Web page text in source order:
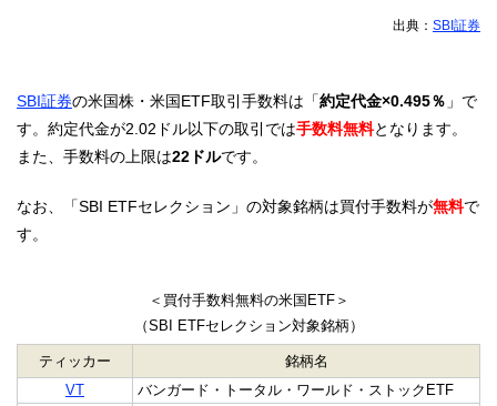
出典： SBI証券
SBI証券の米国株・米国ETF取引手数料は「約定代金×0.495％ 」で
す。約定代金が2.02ドル以下の取引では手数料無料となります。
また、手数料の上限は22ドルです。
なお、「SBI ETFセレクション」の対象銘柄は買付手数料が無料で
す。
＜買付手数料無料の米国ETF＞
（SBI ETFセレクション対象銘柄）
ティッカー
銘柄名
VT
バンガード・トータル・ワールド・ストックETF